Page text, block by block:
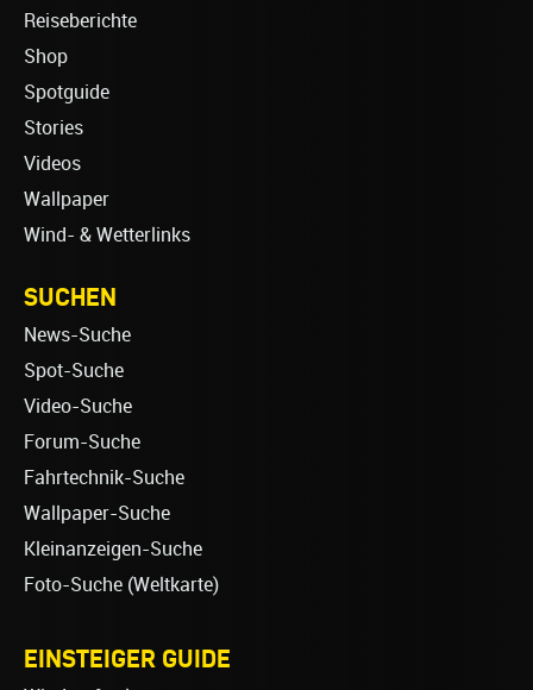
Reiseberichte
Shop
Spotguide
Stories
Videos
Wallpaper
Wind- & Wetterlinks
SUCHEN
News-Suche
Spot-Suche
Video-Suche
Forum-Suche
Fahrtechnik-Suche
Wallpaper-Suche
Kleinanzeigen-Suche
Foto-Suche (Weltkarte)
EINSTEIGER GUIDE